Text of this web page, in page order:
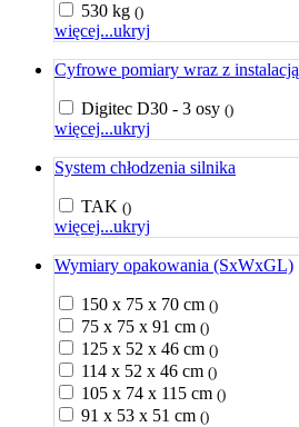
530 kg ()
więcej...ukryj
Cyfrowe pomiary wraz z instalacją
Digitec D30 - 3 osy ()
więcej...ukryj
System chłodzenia silnika
TAK ()
więcej...ukryj
Wymiary opakowania (SxWxGL)
150 x 75 x 70 cm ()
75 x 75 x 91 cm ()
125 x 52 x 46 cm ()
114 x 52 x 46 cm ()
105 x 74 x 115 cm ()
91 x 53 x 51 cm ()